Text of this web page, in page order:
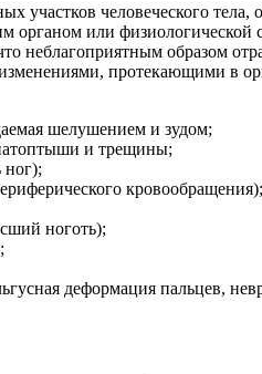
участков человеческого
органом или физиологической
неблагоприятным образом
протекающими в
шелушением и зудом;
и трещины;
ног);
кровообращения);
ноготь);
деформация пальцев,